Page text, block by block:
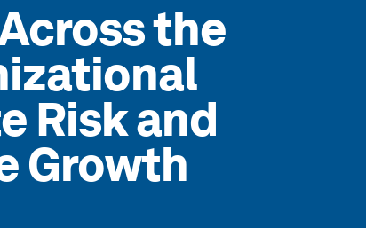
the
Risk and
Growth